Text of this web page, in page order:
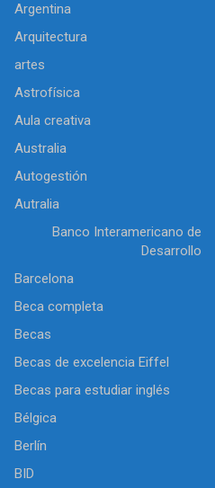
Argentina
Arquitectura
artes
Astrofísica
Aula creativa
Australia
Autogestión
Autralia
Banco Interamericano de
Desarrollo
Barcelona
Beca completa
Becas
Becas de excelencia Eiffel
Becas para estudiar inglés
Bélgica
Berlín
BID